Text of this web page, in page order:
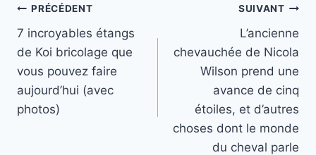
Navigation
de
l’article
PRÉCÉDENT
7 incroyables étangs
de Koi bricolage que
vous pouvez faire
aujourd’hui (avec
photos)
SUIVANT
L’ancienne
chevauchée de Nicola
Wilson prend une
avance de cinq
étoiles, et d’autres
choses dont le monde
du cheval parle